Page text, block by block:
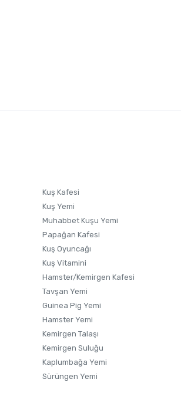
Kuş Kafesi
Kuş Yemi
Muhabbet Kuşu Yemi
Papağan Kafesi
Kuş Oyuncağı
Kuş Vitamini
Hamster/Kemirgen Kafesi
Tavşan Yemi
Guinea Pig Yemi
Hamster Yemi
Kemirgen Talaşı
Kemirgen Suluğu
Kaplumbağa Yemi
Sürüngen Yemi